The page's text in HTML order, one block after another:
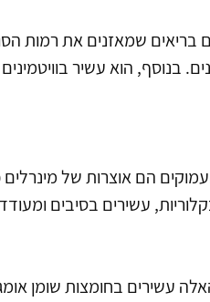
בריאים שמאזנים את רמות
בנוסף, הוא עשיר בוויטמינים
הם אוצרות של מינרלים
עשירים בסיבים